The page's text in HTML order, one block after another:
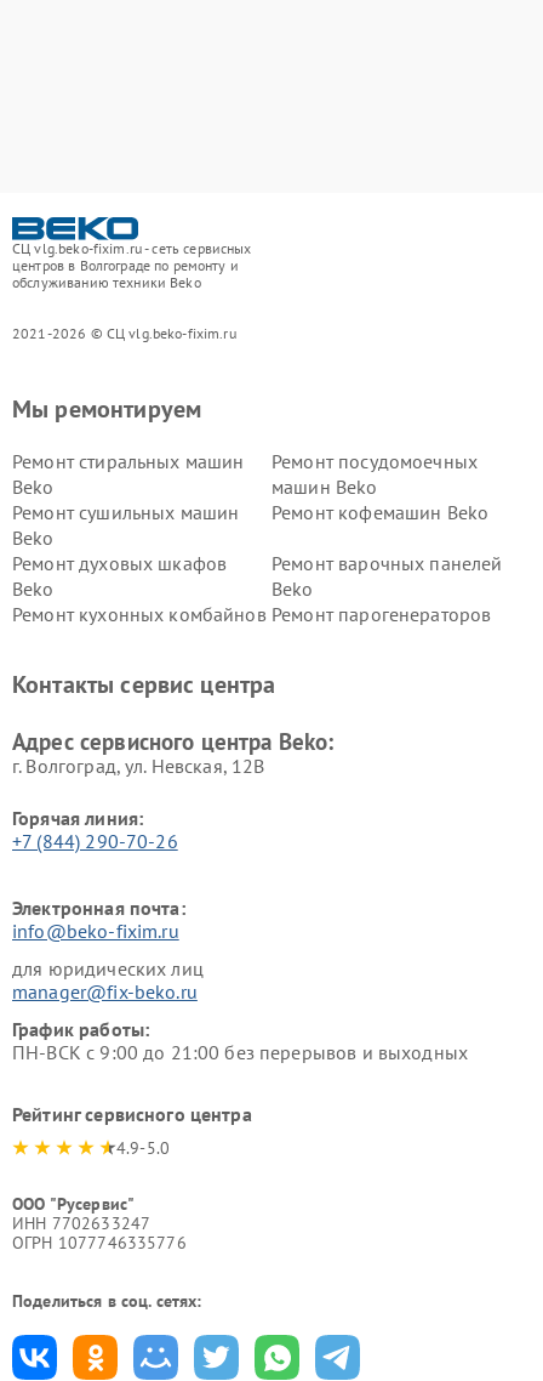
СЦ vlg.beko-fixim.ru - сеть сервисных
центров в Волгограде по ремонту и
обслуживанию техники Beko
2021-2026 © СЦ vlg.beko-fixim.ru
Мы ремонтируем
Ремонт стиральных машин
Beko
Ремонт посудомоечных
машин Beko
Ремонт сушильных машин
Beko
Ремонт кофемашин Beko
Ремонт духовых шкафов
Beko
Ремонт варочных панелей
Beko
Ремонт кухонных комбайнов Ремонт парогенераторов
Ремонт холодильников Beko Ремонт морозильных камер
Контакты сервис центра
Адрес сервисного центра Beko:
г. Волгоград, ул. Невская, 12В
Горячая линия:
+7 (844) 290-70-26
Электронная почта:
info@beko-fixim.ru
для юридических лиц
manager@fix-beko.ru
График работы:
ПН-ВСК с 9:00 до 21:00 без перерывов и выходных
Рейтинг сервисного центра
4.9-5.0
ООО "Русервис"
ИНН 7702633247
ОГРН 1077746335776
Поделиться в соц. сетях: